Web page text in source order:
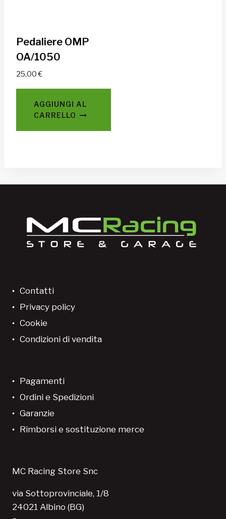
Pedaliere OMP
OA/1050
25,00€
AGGIUNGI AL
CARRELLO
Contatti
Privacy policy
Cookie
Condizioni di vendita
Pagamenti
Ordini e Spedizioni
Garanzie
Rimborsi e sostituzione merce
MC Racing Store Snc
via Sottoprovinciale, 1/8
24021 Albino (BG)